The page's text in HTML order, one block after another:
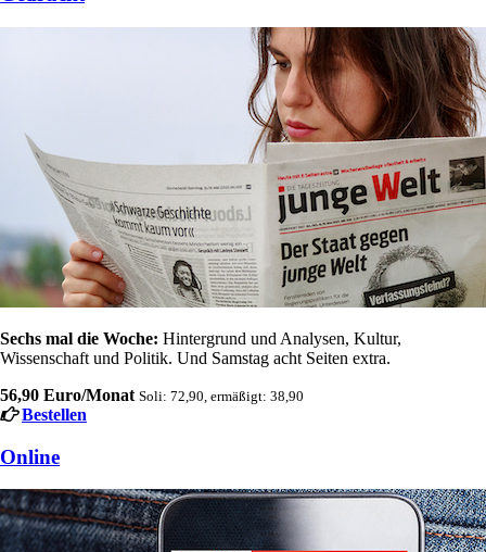
Sechs mal die Woche: Hintergrund und Analysen, Kultur,
Wissenschaft und Politik. Und Samstag acht Seiten extra.
56,90 Euro/Monat Soli: 72,90, ermäßigt: 38,90
Bestellen
Online